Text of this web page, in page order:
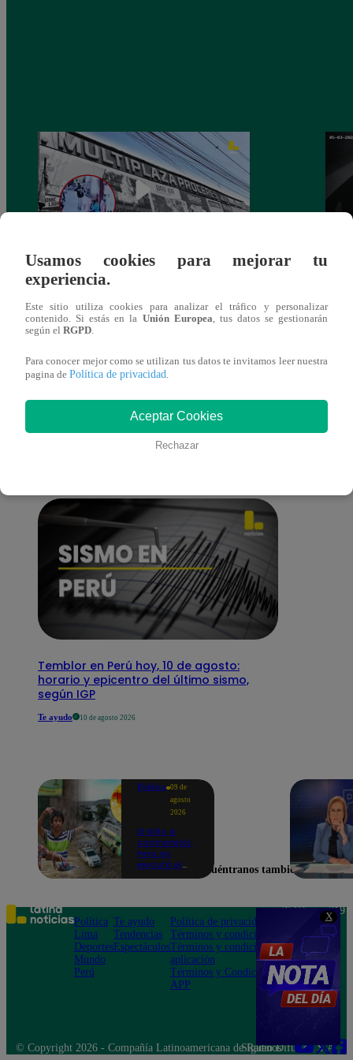
X
Asesinan a comerciante ferretero dentro de
También te puede
interesar
Temblor en Perú hoy, 10 de agosto:
horario y epicentro del último sismo,
según IGP
Te ayudo 10 de agosto 2026
Política 09 de
agosto
2026
El Niño a
contrarreloj:
Perú no
ejecutó el
inundaciones
en puntos
críticos de
ríos
Usamos cookies para mejorar tu
experiencia.
Este sitio utiliza cookies para analizar el tráfico y personalizar
contenido. Si estás en la Unión Europea, tus datos se gestionarán
según el RGPD.
Para conocer mejor como se utilizan tus datos te invitamos leer nuestra
pagina de Política de privacidad.
Aceptar Cookies
Rechazar
Encuéntranos también en
Política
Lima
Deportes
Mundo
Perú
Te ayudo
Tendencias
Espectáculos
Política de privacidad
Términos y condiciones
Términos y condiciones
aplicación
Términos y Condiciones
APP
Teléfono: 219
Av. San
Felipe 968
Jesús María
© Copyright 2026 - Compañía Latinoamericana de Radio Difusión S.A.
Síguenos